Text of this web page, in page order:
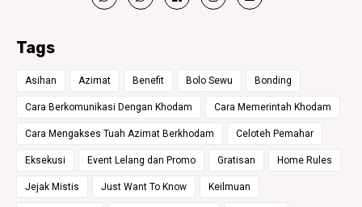
Tags
Asihan Azimat Benefit Bolo Sewu Bonding
Cara Berkomunikasi Dengan Khodam Cara Memerintah Khodam
Cara Mengakses Tuah Azimat Berkhodam Celoteh Pemahar
Eksekusi Event Lelang dan Promo Gratisan Home Rules
Jejak Mistis Just Want To Know Keilmuan